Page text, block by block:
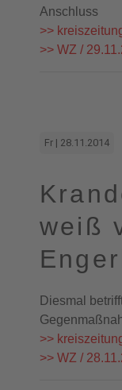
Anschluss
>>
>> WZ /
Fr | 28.11.2014
weiß
Diesmal
>>
>> WZ /